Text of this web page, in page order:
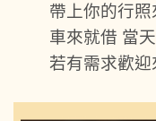
帶上你的行
車來就借 當
若有需求歡迎